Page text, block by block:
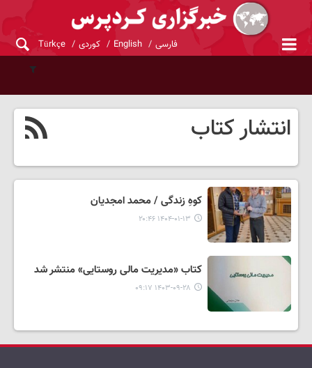
فارسی English کوردی Türkçe
انتشار کتاب
کوهِ زندگی / محمد امجدیان
۱۴۰۴-۰۱-۱۳ ۲۰:۴۶
کتاب «مدیریت مالی روستایی» منتشر شد
۱۴۰۳-۰۹-۲۸ ۰۹:۱۷